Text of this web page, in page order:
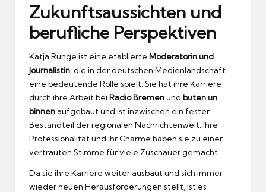
Zukunftsaussichten und
berufliche Perspektiven
Katja Runge ist eine etablierte Moderatorin und
Journalistin , die in der deutschen Medienlandschaft
eine bedeutende Rolle spielt. Sie hat ihre Karriere
durch ihre Arbeit beiRadio Bremenund buten un
binnenaufgebaut und ist inzwischen ein fester
Bestandteil der regionalen Nachrichtenwelt. Ihre
Professionalität und ihr Charme haben sie zu einer
vertrauten Stimme für viele Zuschauer gemacht.
Da sie ihre Karriere weiter ausbaut und sich immer
wieder neuen Herausforderungen stellt, ist es